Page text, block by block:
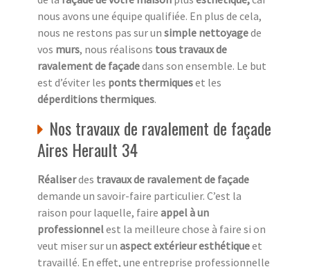
nous avons une équipe qualifiée. En plus de cela,
nous ne restons pas sur un simple nettoyagede
vos murs, nous réalisons tous travaux de
ravalement de façadedans son ensemble. Le but
est d’éviter les ponts thermiqueset les
déperditions thermiques.
Nos travaux de ravalement de façade
Aires Herault 34
Réaliserdes travaux de ravalement de façade
demande un savoir-faire particulier. C’est la
raison pour laquelle, faire appel à un
professionnelest la meilleure chose à faire si on
veut miser sur un aspect extérieur esthétiqueet
travaillé. En effet, une entreprise professionnelle